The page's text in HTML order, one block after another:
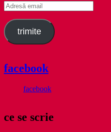
Adresă
email
trimite
facebook
facebook
ce se scrie